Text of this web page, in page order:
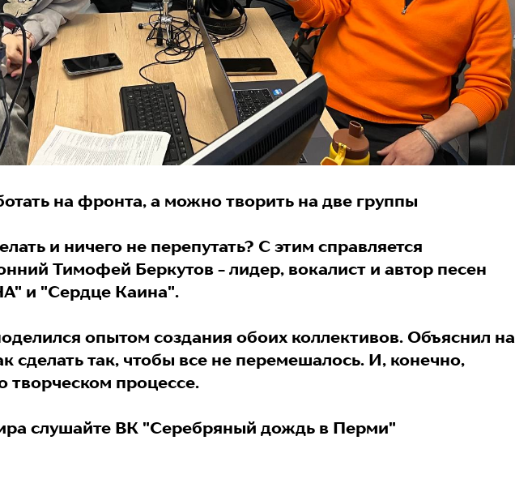
на фронта, а можно творить на две группы
и ничего не перепутать? С этим справляется
Тимофей Беркутов - лидер, вокалист и автор песен
и "Сердце Каина".
опытом создания обоих коллективов. Объяснил на
сделать так, чтобы все не перемешалось. И, конечно,
творческом процессе.
слушайте ВК "Серебряный дождь в Перми"